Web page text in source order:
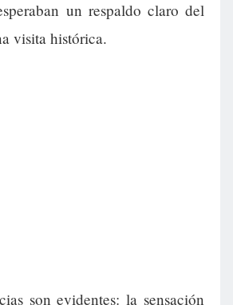
un respaldo claro del
visita histórica.
son evidentes: la sensación